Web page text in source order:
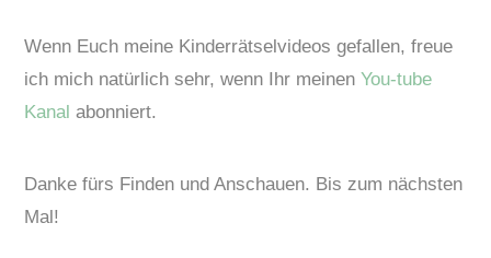
Wenn Euch meine Kinderrätselvideos gefallen, freue
ich mich natürlich sehr, wenn Ihr meinenYou-tube
Kanal abonniert.
Danke fürs Finden und Anschauen. Bis zum nächsten
Mal!